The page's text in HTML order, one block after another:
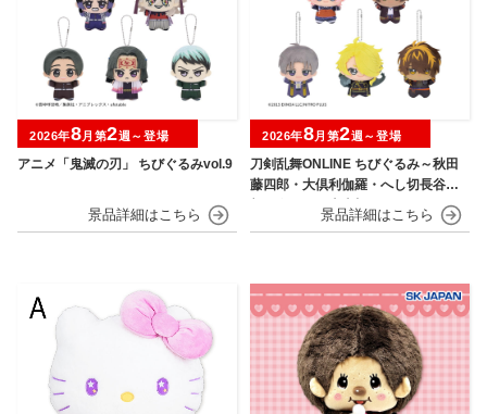
アニメ「鬼滅の刃」 ちびぐるみvol.9
2026年8月第2週～登場
刀剣乱舞ONLINE ちびぐるみ～秋田
藤四郎・大倶利伽羅・へし切長谷
部・獅子王・火車切～
2026年8月第2週～登場